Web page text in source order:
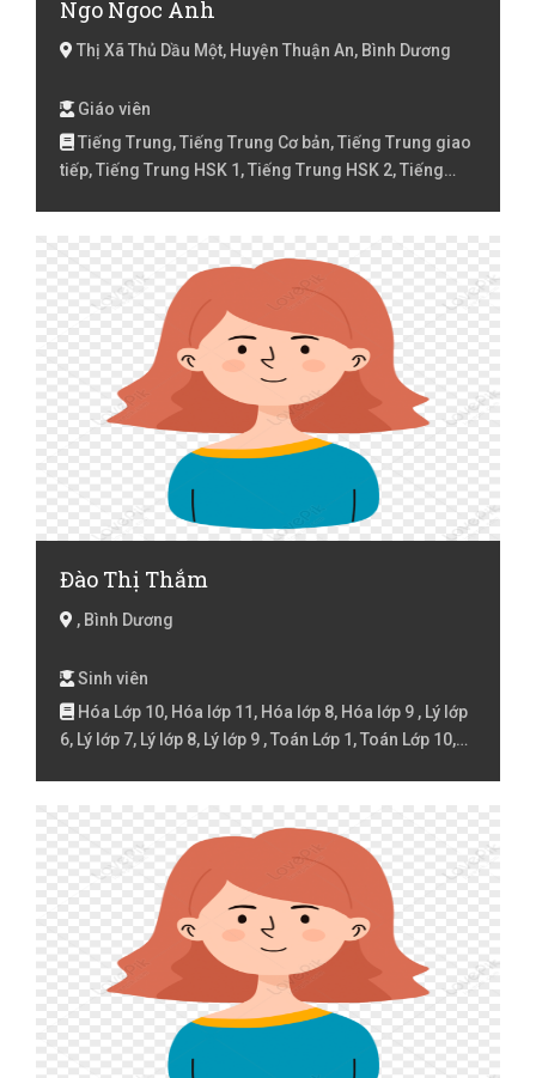
Ngo Ngoc Anh
Thị Xã Thủ Dầu Một, Huyện Thuận An, Bình Dương
Giáo viên
Tiếng Trung, Tiếng Trung Cơ bản, Tiếng Trung giao
tiếp, Tiếng Trung HSK 1, Tiếng Trung HSK 2, Tiếng
Đào Thị Thắm
, Bình Dương
Sinh viên
Hóa Lớp 10, Hóa lớp 11, Hóa lớp 8, Hóa lớp 9 , Lý lớp
6, Lý lớp 7, Lý lớp 8, Lý lớp 9 , Toán Lớp 1, Toán Lớp 10,